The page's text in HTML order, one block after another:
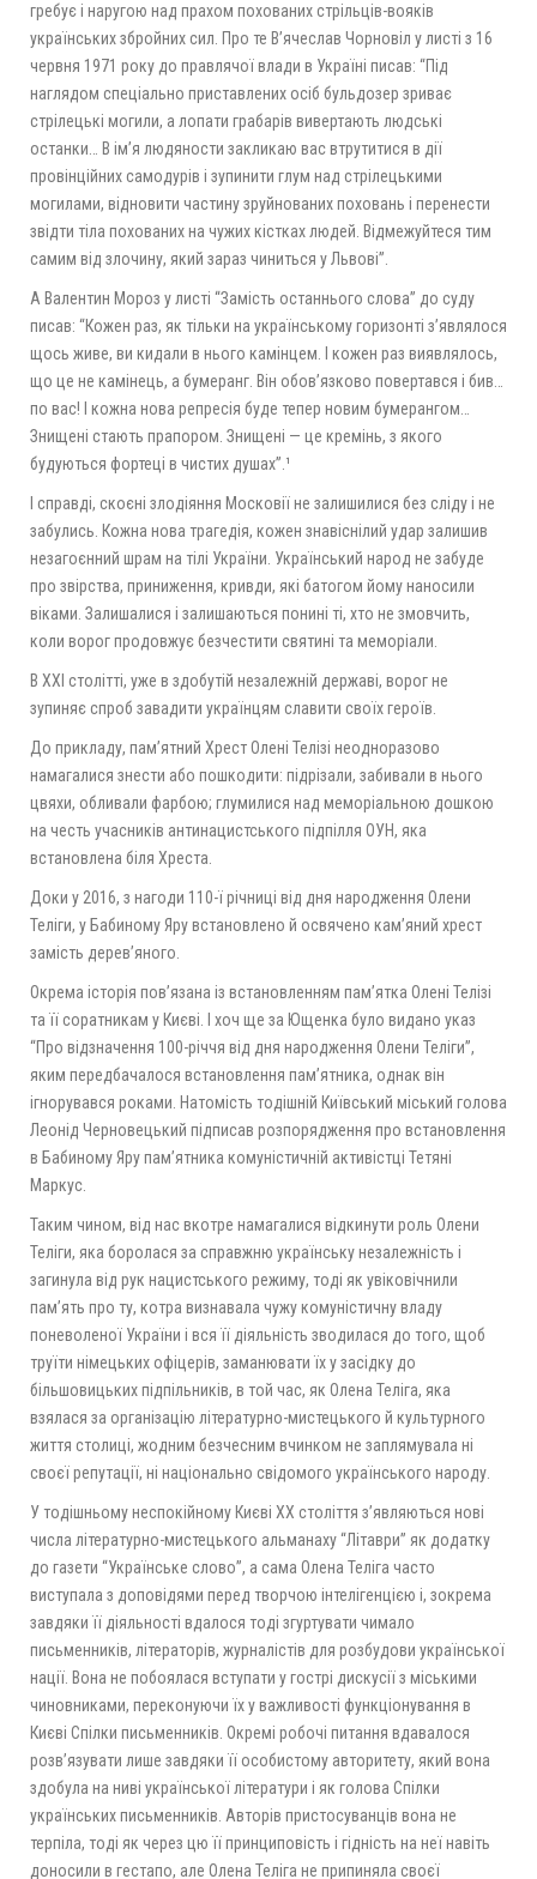
гребує і наругою над прахом похованих стрільців-вояків
українських збройних сил. Про те В’ячеслав Чорновіл у листі з 16
червня 1971 року до правлячої влади в Україні писав: “Під
наглядом спеціально приставлених осіб бульдозер зриває
стрілецькі могили, а лопати грабарів вивертають людські
останки… В ім’я людяности закликаю вас втрутитися в дії
провінційних самодурів і зупинити глум над стрілецькими
могилами, відновити частину зруйнованих поховань і перенести
звідти тіла похованих на чужих кістках людей. Відмежуйтеся тим
самим від злочину, який зараз чиниться у Львові”.
А Валентин Мороз у листі “Замість останнього слова” до суду
писав: “Кожен раз, як тільки на українському горизонті з’являлося
щось живе, ви кидали в нього камінцем. І кожен раз виявлялось,
що це не камінець, а бумеранг. Він обов’язково повертався і бив…
по вас! І кожна нова репресія буде тепер новим бумерангом…
Знищені стають прапором. Знищені — це кремінь, з якого
будуються фортеці в чистих душах”.¹
І справді, скоєні злодіяння Московії не залишилися без сліду і не
забулись. Кожна нова трагедія, кожен знавіснілий удар залишив
незагоєнний шрам на тілі України. Український народ не забуде
про звірства, приниження, кривди, які батогом йому наносили
віками. Залишалися і залишаються понині ті, хто не змовчить,
коли ворог продовжує безчестити святині та меморіали.
В ХХІ столітті, уже в здобутій незалежній державі, ворог не
зупиняє спроб завадити українцям славити своїх героїв.
До прикладу, пам’ятний Хрест Олені Телізі неодноразово
намагалися знести або пошкодити: підрізали, забивали в нього
цвяхи, обливали фарбою; глумилися над меморіальною дошкою
на честь учасників антинацистського підпілля ОУН, яка
встановлена біля Хреста.
Доки у 2016, з нагоди 110-ї річниці від дня народження Олени
Теліги, у Бабиному Яру встановлено й освячено кам’яний хрест
замість дерев’яного.
Окрема історія пов’язана із встановленням пам’ятка Олені Телізі
та її соратникам у Києві. І хоч ще за Ющенка було видано указ
“Про відзначення 100-річчя від дня народження Олени Теліги”,
яким передбачалося встановлення пам’ятника, однак він
ігнорувався роками. Натомість тодішній Київський міський голова
Леонід Черновецький підписав розпорядження про встановлення
в Бабиному Яру пам’ятника комуністичній активістці Тетяні
Маркус.
Таким чином, від нас вкотре намагалися відкинути роль Олени
Теліги, яка боролася за справжню українську незалежність і
загинула від рук нацистського режиму, тоді як увіковічнили
пам’ять про ту, котра визнавала чужу комуністичну владу
поневоленої України і вся її діяльність зводилася до того, щоб
труїти німецьких офіцерів, заманювати їх у засідку до
більшовицьких підпільників, в той час, як Олена Теліга, яка
взялася за організацію літературно-мистецького й культурного
життя столиці, жодним безчесним вчинком не заплямувала ні
своєї репутації, ні національно свідомого українського народу.
У тодішньому неспокійному Києві ХХ століття з’являються нові
числа літературно-мистецького альманаху “Літаври” як додатку
до газети “Українське слово”, а сама Олена Теліга часто
виступала з доповідями перед творчою інтелігенцією і, зокрема
завдяки її діяльності вдалося тоді згуртувати чимало
письменників, літераторів, журналістів для розбудови української
нації. Вона не побоялася вступати у гострі дискусії з міськими
чиновниками, переконуючи їх у важливості функціонування в
Києві Спілки письменників. Окремі робочі питання вдавалося
розв’язувати лише завдяки її особистому авторитету, який вона
здобула на ниві української літератури і як голова Спілки
українських письменників. Авторів пристосуванців вона не
терпіла, тоді як через цю її принциповість і гідність на неї навіть
доносили в гестапо, але Олена Теліга не припиняла своєї